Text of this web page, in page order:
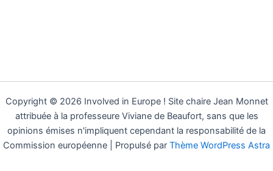
Copyright © 2026 Involved in Europe ! Site chaire Jean Monnet
attribuée à la professeure Viviane de Beaufort, sans que les
opinions émises n'impliquent cependant la responsabilité de la
Commission européenne | Propulsé par Thème WordPress Astra